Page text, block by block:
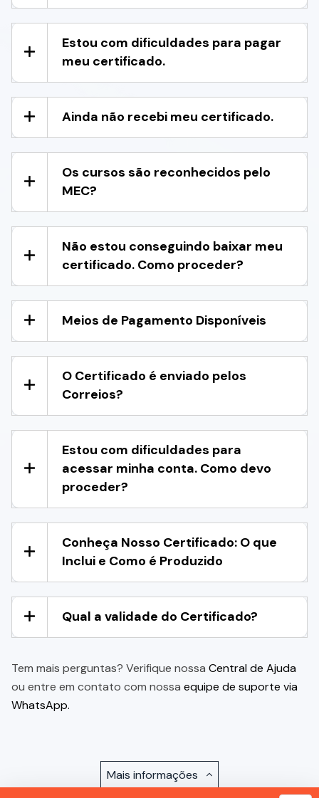
Estou com dificuldades para pagar
meu certificado.
Ainda não recebi meu certificado.
Os cursos são reconhecidos pelo
MEC?
Não estou conseguindo baixar meu
certificado. Como proceder?
Meios de Pagamento Disponíveis
O Certificado é enviado pelos
Correios?
Estou com dificuldades para
acessar minha conta. Como devo
proceder?
Conheça Nosso Certificado: O que
Inclui e Como é Produzido
Qual a validade do Certificado?
Tem mais perguntas? Verifique nossa Central de Ajuda
ou entre em contato com nossa equipe de suporte via
WhatsApp.
Mais informações